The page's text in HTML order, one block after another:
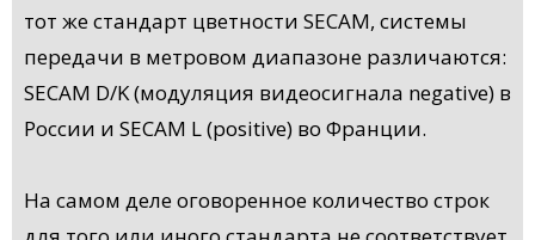
тот же стандарт цветности SECAM, системы
передачи в метровом диапазоне различаются:
SECAM D/K (модуляция видеосигнала negative) в
России и SECAM L (positive) во Франции.
На самом деле оговоренное количество строк